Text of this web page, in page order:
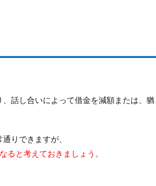
話し合いによって借金を減額または、猶
りできますが、
ると考えておきましょう。